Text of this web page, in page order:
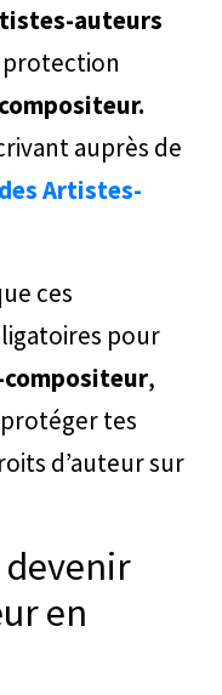
auteurs
auprès de
Artistes-
ces
pour
,
tes
d’auteur sur
en